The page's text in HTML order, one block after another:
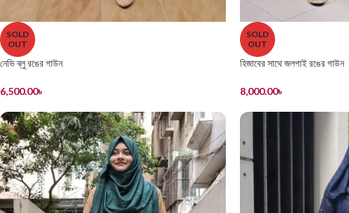
SOLD
OUT
নেভি ব্লু রঙের গাউন
6,500.00৳
SOLD
OUT
হিজাবের সাথে জলপাই রঙের গাউন
8,000.00৳